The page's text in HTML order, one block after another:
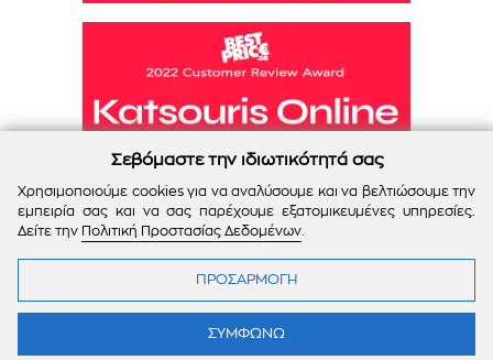
SBZ Systems&EMDI Business Management
Σεβόμαστε την ιδιωτικότητά σας
Χρησιμοποιούμε cookies για να αναλύσουμε και να βελτιώσουμε την
εμπειρία σας και να σας παρέχουμε εξατομικευμένες υπηρεσίες.
Δείτε την Πολιτική Προστασίας Δεδομένων
ΠΡΟΣΑΡΜΟΓΗ
ΣΥΜΦΩΝΩ